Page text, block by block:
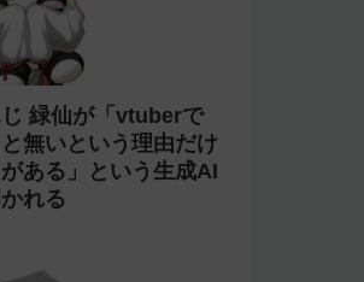
じ 緑仙が「vtuberで
無いという理由だけ
ある」という生成AI
れる